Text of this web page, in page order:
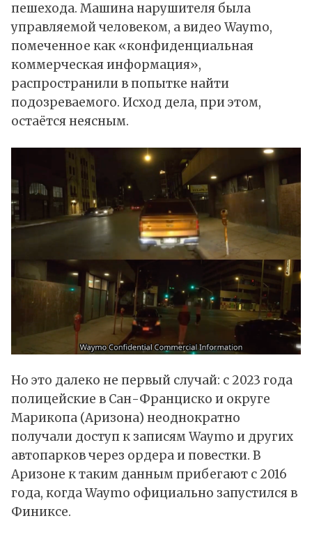
пешехода. Машина нарушителя была
управляемой человеком, а видео Waymo,
помеченное как «конфиденциальная
коммерческая информация»,
распространили в попытке найти
подозреваемого. Исход дела, при этом,
остаётся неясным.
Но это далеко не первый случай: с 2023 года
полицейские в Сан-Франциско и округе
Марикопа (Аризона) неоднократно
получали доступ к записям Waymo и других
автопарков через ордера и повестки. В
Аризоне к таким данным прибегают с 2016
года, когда Waymo официально запустился в
Финиксе.